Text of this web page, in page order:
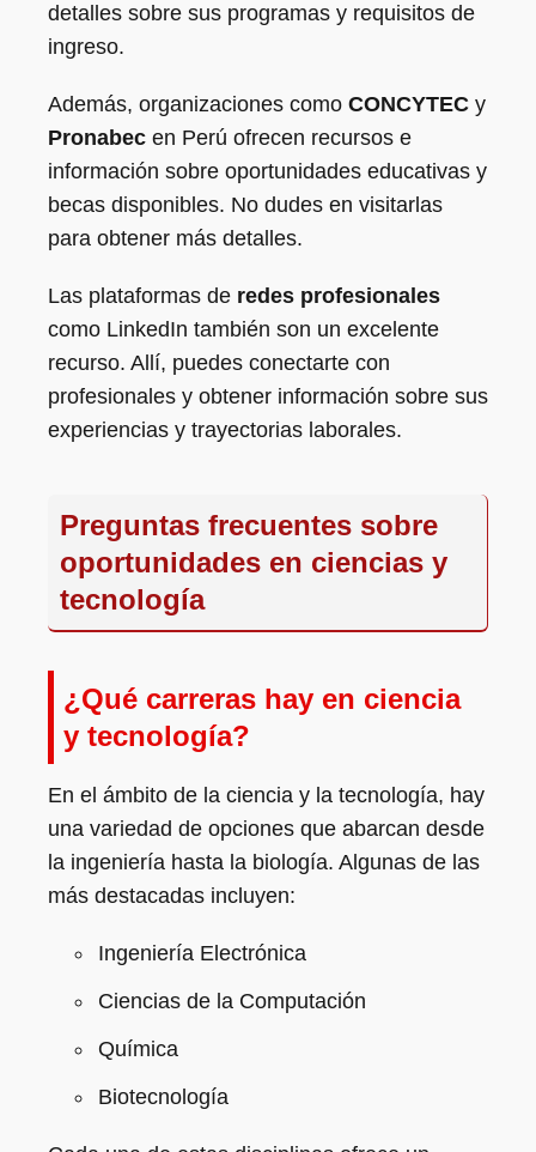
detalles sobre sus programas y requisitos de
ingreso.
Además, organizaciones como CONCYTEC y
Pronabec en Perú ofrecen recursos e
información sobre oportunidades educativas y
becas disponibles. No dudes en visitarlas
para obtener más detalles.
Las plataformas de redes profesionales
como LinkedIn también son un excelente
recurso. Allí, puedes conectarte con
profesionales y obtener información sobre sus
experiencias y trayectorias laborales.
Preguntas frecuentes sobre
oportunidades en ciencias y
tecnología
¿Qué carreras hay en ciencia
y tecnología?
En el ámbito de la ciencia y la tecnología, hay
una variedad de opciones que abarcan desde
la ingeniería hasta la biología. Algunas de las
más destacadas incluyen:
Ingeniería Electrónica
Ciencias de la Computación
Química
Biotecnología